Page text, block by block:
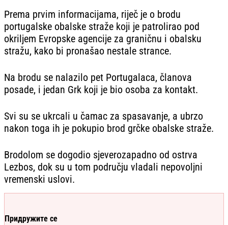
Prema prvim informacijama, riječ je o brodu
portugalske obalske straže koji je patrolirao pod
okriljem Evropske agencije za graničnu i obalsku
stražu, kako bi pronašao nestale strance.
Na brodu se nalazilo pet Portugalaca, članova
posade, i jedan Grk koji je bio osoba za kontakt.
Svi su se ukrcali u čamac za spasavanje, a ubrzo
nakon toga ih je pokupio brod grčke obalske straže.
Brodolom se dogodio sjeverozapadno od ostrva
Lezbos, dok su u tom području vladali nepovoljni
vremenski uslovi.
Придружите се